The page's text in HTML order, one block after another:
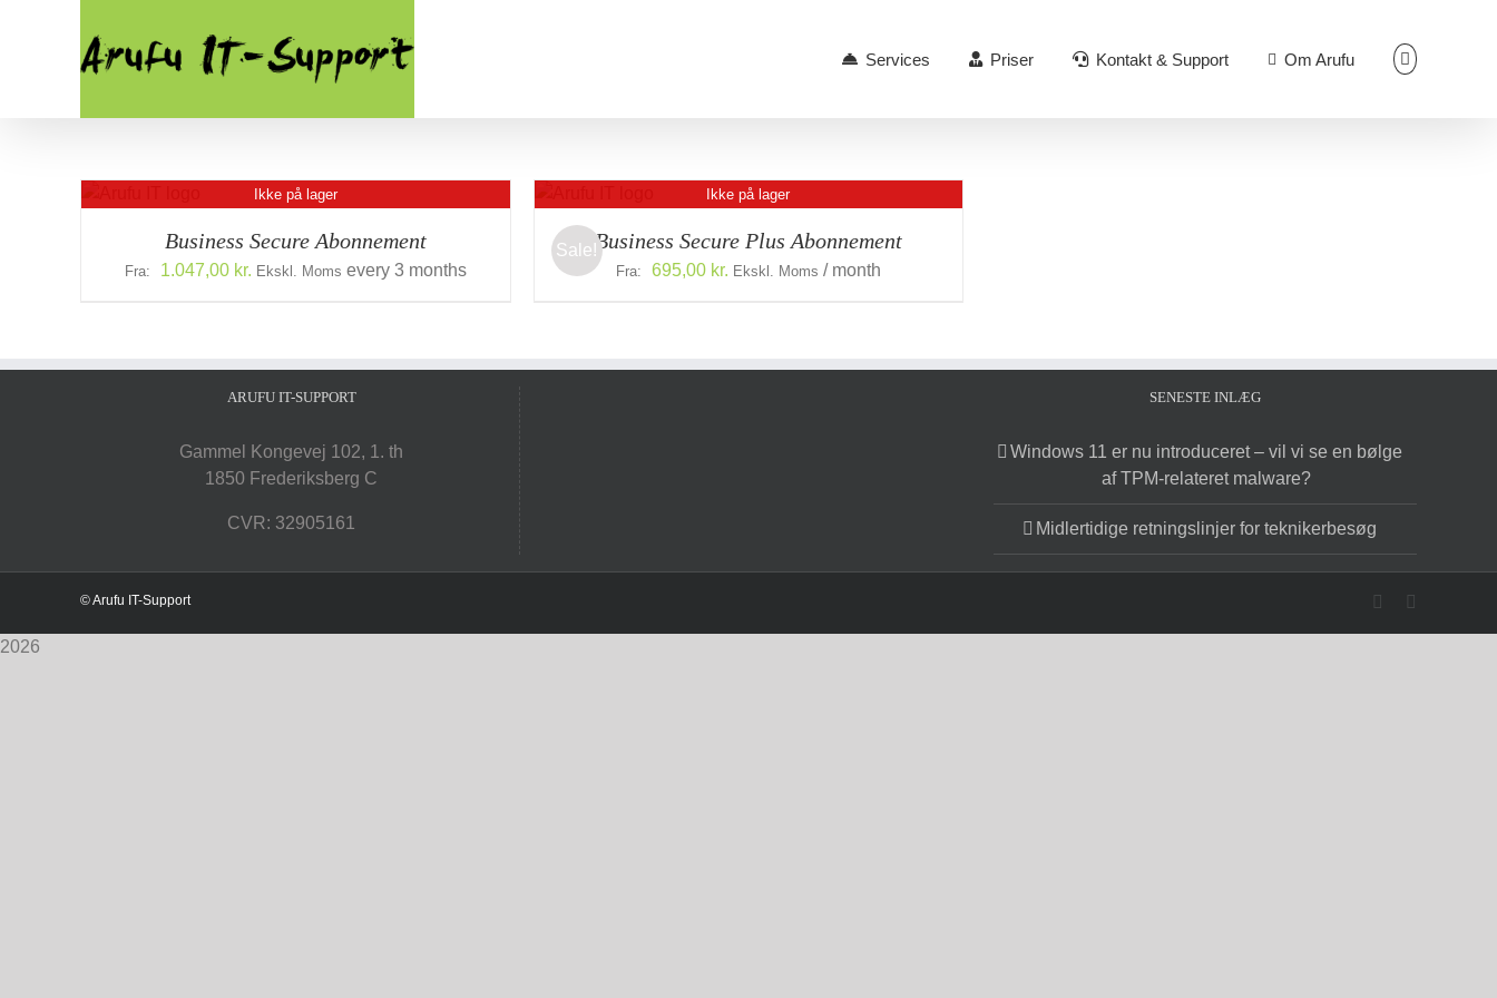
Services Priser Kontakt & Support Om Arufu
Ikke på lager
Business Secure Abonnement
Fra: 1.047,00 kr. Ekskl. Moms every 3 months
Ikke på lager
Sale!Business Secure Plus Abonnement
Fra: 695,00 kr. Ekskl. Moms / month
ARUFU IT-SUPPORT
Gammel Kongevej 102, 1. th
1850 Frederiksberg C
CVR: 32905161
SENESTE INLÆG
Windows 11 er nu introduceret – vil vi se en bølge
af TPM-relateret malware?
Midlertidige retningslinjer for teknikerbesøg
© Arufu IT-Support Facebook
2026